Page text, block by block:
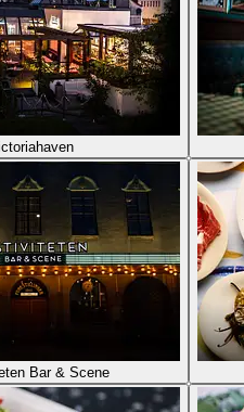
Bar & Scene